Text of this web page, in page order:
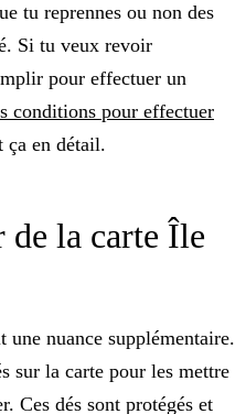
tu reprennes ou non des
Si tu veux revoir
pour effectuer un
conditions pour effectuer
ça en détail.
de la carte Île
une nuance supplémentaire.
sur la carte pour les mettre
Ces dés sont protégés et